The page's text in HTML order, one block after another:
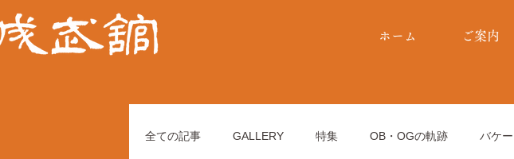
ホーム ご案内
全ての記事 GALLERY 特集 OB・OGの軌跡 バケ